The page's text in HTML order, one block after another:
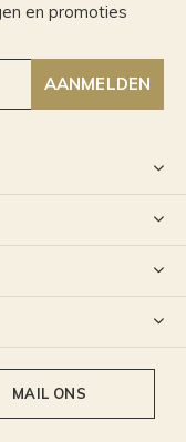
en promoties
AANMELDEN
MAIL ONS